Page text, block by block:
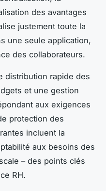
des avantages
justement toute la
une seule application,
des collaborateurs.
distribution rapide des
et une gestion
aux exigences
protection des
incluent la
aux besoins des
– des points clés
RH.